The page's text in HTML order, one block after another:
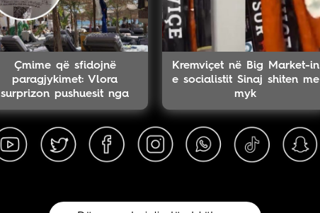
Çmime që sfidojnë
paragjykimet: Vlora
surprizon pushuesit nga
Shkupi me faturën
Kremviçet në Big Market-in
e socialistit Sinaj shiten me
myk